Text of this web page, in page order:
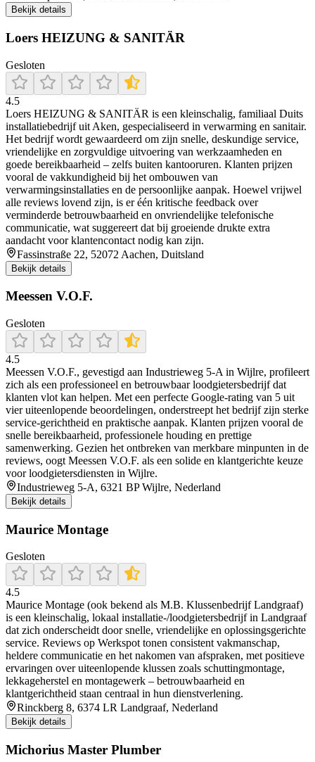
Bekijk details
Loers HEIZUNG & SANITÄR
Gesloten
4.5
Loers HEIZUNG & SANITÄR is een kleinschalig, familiaal Duits
installatiebedrijf uit Aken, gespecialiseerd in verwarming en sanitair.
Het bedrijf wordt gewaardeerd om zijn snelle, deskundige service,
vriendelijke en zorgvuldige uitvoering van werkzaamheden en
goede bereikbaarheid – zelfs buiten kantooruren. Klanten prijzen
vooral de vakkundigheid bij het ombouwen van
verwarmingsinstallaties en de persoonlijke aanpak. Hoewel vrijwel
alle reviews lovend zijn, is er één kritische feedback over
verminderde betrouwbaarheid en onvriendelijke telefonische
communicatie, wat suggereert dat bij groeiende drukte extra
aandacht voor klantencontact nodig kan zijn.
Fassinstraße 22, 52072 Aachen, Duitsland
Bekijk details
Meessen V.O.F.
Gesloten
4.5
Meessen V.O.F., gevestigd aan Industrieweg 5‑A in Wijlre, profileert
zich als een professioneel en betrouwbaar loodgietersbedrijf dat
klanten vlot kan helpen. Met een perfecte Google‑rating van 5 uit
vier uiteenlopende beoordelingen, onderstreept het bedrijf zijn sterke
service‑gerichtheid en praktische aanpak. Klanten prijzen vooral de
snelle bereikbaarheid, professionele houding en prettige
samenwerking. Gezien het ontbreken van merkbare minpunten in de
reviews, oogt Meessen V.O.F. als een solide en klantgerichte keuze
voor loodgietersdiensten in Wijlre.
Industrieweg 5-A, 6321 BP Wijlre, Nederland
Bekijk details
Maurice Montage
Gesloten
4.5
Maurice Montage (ook bekend als M.B. Klussenbedrijf Landgraaf)
is een kleinschalig, lokaal installatie‑/loodgietersbedrijf in Landgraaf
dat zich onderscheidt door snelle, vriendelijke en oplossingsgerichte
service. Reviews op Werkspot tonen consistent vakmanschap,
heldere communicatie en het nakomen van afspraken, met positieve
ervaringen over uiteenlopende klussen zoals schuttingmontage,
lekkageherstel en montagewerk – betrouwbaarheid en
klantgerichtheid staan centraal in hun dienstverlening.
Rinckberg 8, 6374 LR Landgraaf, Nederland
Bekijk details
Michorius Master Plumber